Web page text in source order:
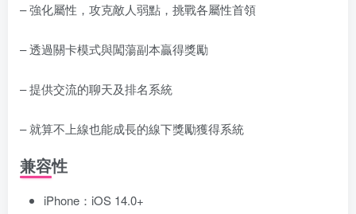
– 強化屬性，攻克敵人弱點，挑戰各屬性首領
– 透過關卡模式與闖蕩副本贏得獎勵
– 提供交流的聊天及排名系統
– 就算不上線也能成長的線下獎勵獲得系統
兼容性
iPhone：iOS 14.0+